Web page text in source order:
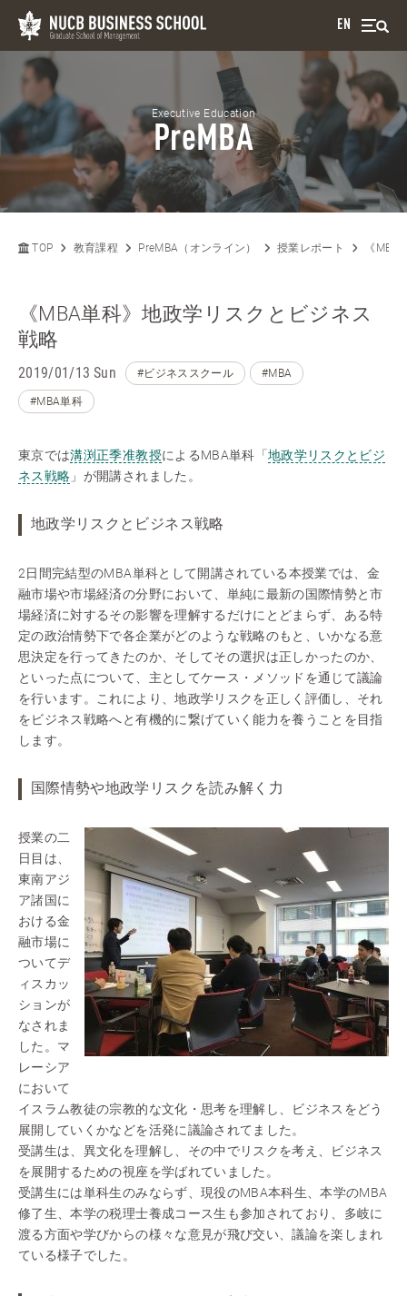
EN
Executive Education
PreMBA
TOP 教育課程 PreMBA（オンライン） 授業レポート 《
《MBA単科》地政学リスクとビジネス
戦略
2019/01/13 Sun #ビジネススクール #MBA
#MBA単科
東京では溝渕正季准教授によるMBA単科「地政学リスクとビジ
ネス戦略 」が開講されました。
地政学リスクとビジネス戦略
2日間完結型のMBA単科として開講されている本授業では、金
融市場や市場経済の分野において、単純に最新の国際情勢と市
場経済に対するその影響を理解するだけにとどまらず、ある特
定の政治情勢下で各企業がどのような戦略のもと、いかなる意
思決定を行ってきたのか、そしてその選択は正しかったのか、
といった点について、主としてケース・メソッドを通じて議論
を行います。これにより、地政学リスクを正しく評価し、それ
をビジネス戦略へと有機的に繋げていく能力を養うことを目指
します。
国際情勢や地政学リスクを読み解く力
授業の二
日目は、
東南アジ
ア諸国に
おける金
融市場に
ついてデ
ィスカッ
ションが
なされま
した。マ
レーシア
において
イスラム教徒の宗教的な文化・思考を理解し、ビジネスをどう
展開していくかなどを活発に議論されてました。
受講生は、異文化を理解し、その中でリスクを考え、ビジネス
を展開するための視座を学ばれていました。
受講生には単科生のみならず、現役のMBA本科生、本学のMBA
修了生、本学の税理士養成コース生も参加されており、多岐に
渡る方面や学びからの様々な意見が飛び交い、議論を楽しまれ
ている様子でした。